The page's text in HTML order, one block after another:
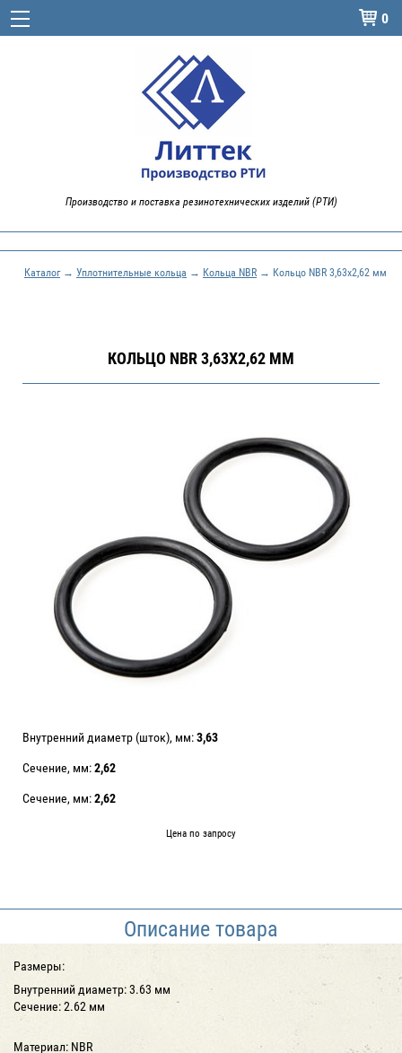
 0
Производство и поставка резинотехнических изделий (РТИ)
Каталог→ Уплотнительные кольца → Кольца NBR → Кольцо NBR 3,63x2,62 мм
КОЛЬЦО NBR 3,63X2,62 ММ
Внутренний диаметр (шток), мм:3,63
Сечение, мм:2,62
Сечение, мм:2,62
Цена по запросу
Описание товара
Размеры:
Внутренний диаметр: 3.63 мм
Сечение: 2.62 мм
Материал: NBR